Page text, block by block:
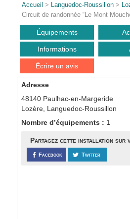
Accueil > Languedoc-Roussillon >
Circuit de randonnée “Le Mont
Équipements
Informations
Écrire un avis
Adresse
48140 Paulhac-en-Margeride
Lozère, Languedoc-Roussillon
Nombre d’équipements : 1
Partagez cette installation sur
Facebook Twitter